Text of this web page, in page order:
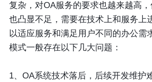
复杂，对OA服务的要求也越来越高
也凸显不足，需要在技术上和服务上
以适应服务和满足用户不同的办公需
模式一般存在以下几大问题：
1、OA系统技术落后，后续开发维护